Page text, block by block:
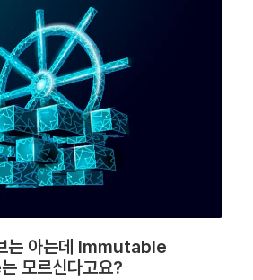
는 아는데 Immutable
모르신다고요?